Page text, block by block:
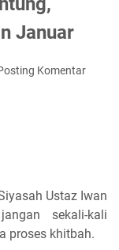
Januar
Komentar
Ustaz Iwan
sekali-kali
proses khitbah.